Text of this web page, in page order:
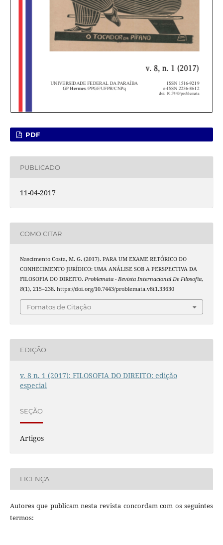
PDF
PUBLICADO
11-04-2017
COMO CITAR
Nascimento Costa, M. G. (2017). PARA UM EXAME RETÓRICO DO
CONHECIMENTO JURÍDICO: UMA ANÁLISE SOB A PERSPECTIVA DA
FILOSOFIA DO DIREITO. Problemata - Revista Internacional De Filosofia,
8(1), 215–238. https://doi.org/10.7443/problemata.v8i1.33630
Fomatos de Citação
EDIÇÃO
v. 8 n. 1 (2017): FILOSOFIA DO DIREITO: edição
especial
SEÇÃO
Artigos
LICENÇA
Autores que publicam nesta revista concordam com os seguintes
termos: